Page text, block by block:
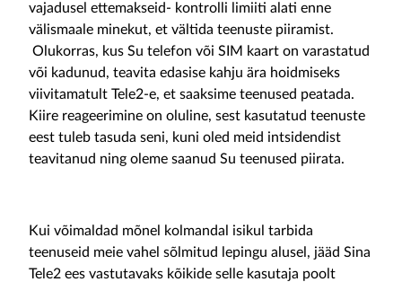
vajadusel ettemakseid- kontrolli limiiti alati enne
välismaale minekut, et vältida teenuste piiramist.
Olukorras, kus Su telefon või SIM kaart on varastatud
või kadunud, teavita edasise kahju ära hoidmiseks
viivitamatult Tele2-e, et saaksime teenused peatada.
Kiire reageerimine on oluline, sest kasutatud teenuste
eest tuleb tasuda seni, kuni oled meid intsidendist
teavitanud ning oleme saanud Su teenused piirata.
Kui võimaldad mõnel kolmandal isikul tarbida
teenuseid meie vahel sõlmitud lepingu alusel, jääd Sina
Tele2 ees vastutavaks kõikide selle kasutaja poolt